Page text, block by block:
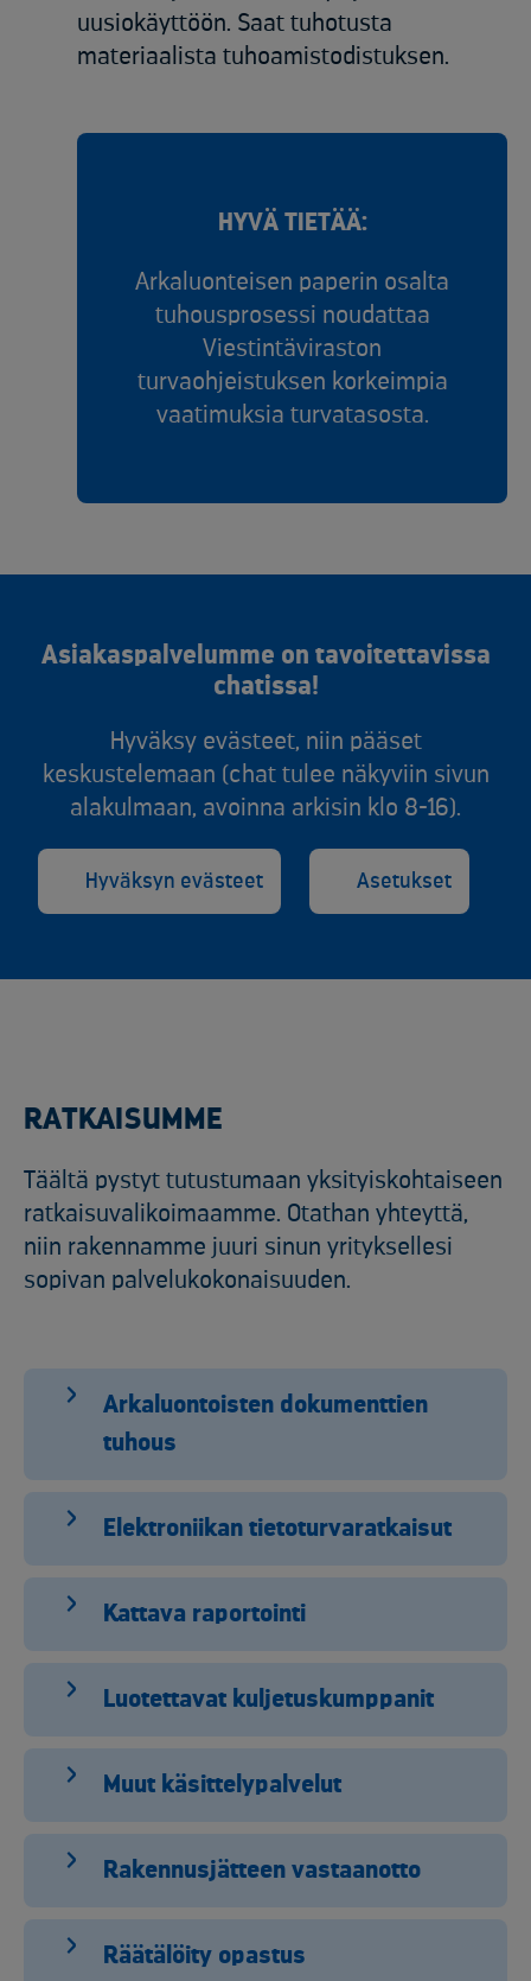
uusiokäyttöön. Saat tuhotusta
materiaalista tuhoamistodistuksen.​
HYVÄ TIETÄÄ:
Arkaluonteisen paperin osalta
tuhousprosessi noudattaa
Viestintäviraston
turvaohjeistuksen korkeimpia
vaatimuksia turvatasosta.
Asiakaspalvelumme on tavoitettavissa
chatissa!
Hyväksy evästeet, niin pääset
keskustelemaan (chat tulee näkyviin sivun
alakulmaan, avoinna arkisin klo 8-16).
Hyväksyn evästeet Asetukset
RATKAISUMME
Täältä pystyt tutustumaan yksityiskohtaiseen
ratkaisuvalikoimaamme. Otathan yhteyttä,
niin rakennamme juuri sinun yrityksellesi
sopivan palvelukokonaisuuden.
Arkaluontoisten dokumenttien
tuhous
Elektroniikan tietoturvaratkaisut
Kattava raportointi
Luotettavat kuljetuskumppanit
Muut käsittelypalvelut
Rakennusjätteen vastaanotto
Räätälöity opastus